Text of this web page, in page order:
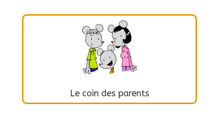
Le coin des parents